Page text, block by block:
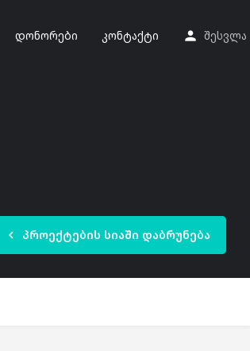
დონორები კონტაქტი შესვლა
პროექტების სიაში დაბრუნება